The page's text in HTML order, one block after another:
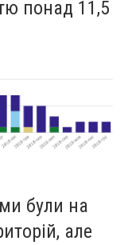
понад 11,5
були на
але